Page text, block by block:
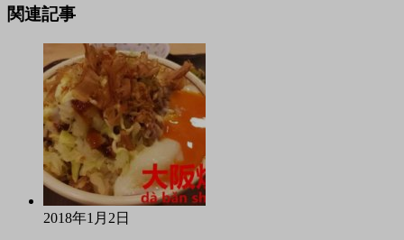
関連記事
2018年1月2日